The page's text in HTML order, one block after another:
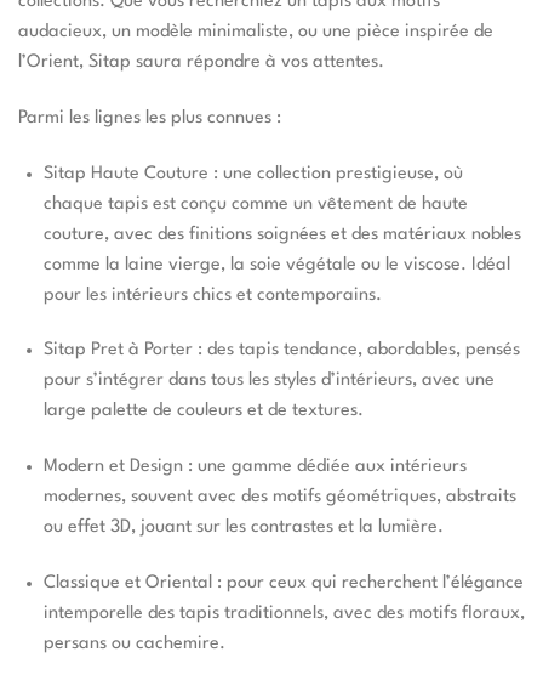
audacieux, un modèle minimaliste, ou une pièce inspirée de
l’Orient, Sitap saura répondre à vos attentes.
Parmi les lignes les plus connues :
Sitap Haute Couture : une collection prestigieuse, où
chaque tapis est conçu comme un vêtement de haute
couture, avec des finitions soignées et des matériaux nobles
comme la laine vierge, la soie végétale ou le viscose. Idéal
pour les intérieurs chics et contemporains.
Sitap Pret à Porter : des tapis tendance, abordables, pensés
pour s’intégrer dans tous les styles d’intérieurs, avec une
large palette de couleurs et de textures.
Modern et Design : une gamme dédiée aux intérieurs
modernes, souvent avec des motifs géométriques, abstraits
ou effet 3D, jouant sur les contrastes et la lumière.
Classique et Oriental : pour ceux qui recherchent l’élégance
intemporelle des tapis traditionnels, avec des motifs floraux,
persans ou cachemire.